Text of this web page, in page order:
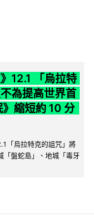
12.1 「烏拉特
為提高世界首
縮短約 10 分
「烏拉特克的詛咒」將
「盤蛇島」、地城「毒牙